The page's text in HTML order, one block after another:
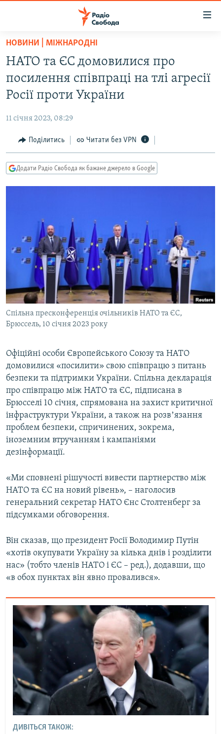
Перейти
основного
матеріалу
Перейти
до
основної
Перейти
до
пошуку
СТАТТІ
ЕКОНОМІКА
СУСПІЛЬСТВО
РОСІЙСЬКА «ФІЛЬТРАЦІЯ»
ДОНБАС.РЕАЛІЇ
ТИ ЯК?
МУЛЬТИМЕДІА
ФОТО
СПЕЦПРОЄКТИ
ПОДКАСТИ
КРИМ РЕАЛІЇ
РУС
КТАТ
Усі сайти RFE/RL
НОВИНИ | МІЖНАРОДНІ
НАТО та ЄС домовилися про
посилення співпраці на тлі агресії
Росії проти України
11 січня 2023, 08:29
Поділитись Читати без VPN
Додати Радіо Свобода як бажане джерело в Google
Спільна пресконференція очільників НАТО та ЄС,
Брюссель, 10 січня 2023 року
Офіційні особи Європейського Союзу та НАТО
домовилися «посилити» свою співпрацю з питань
безпеки та підтримки України. Спільна декларація
про співпрацю між НАТО та ЄС, підписана в
Брюсселі 10 січня, спрямована на захист критичної
інфраструктури України, а також на розвʼязання
проблем безпеки, спричинених, зокрема,
іноземним втручанням і кампаніями
дезінформації.
«Ми сповнені рішучості вивести партнерство між
НАТО та ЄС на новий рівень», – наголосив
генеральний секретар НАТО Єнс Столтенберг за
підсумками обговорення.
Він сказав, що президент Росії Володимир Путін
«хотів окупувати Україну за кілька днів і розділити
нас» (тобто членів НАТО і ЄС – ред.), додавши, що
«в обох пунктах він явно провалився».
ДИВІТЬСЯ ТАКОЖ: